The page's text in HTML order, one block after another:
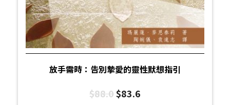
放手需時：告別摯愛的靈性默想指引
$88.0$83.6